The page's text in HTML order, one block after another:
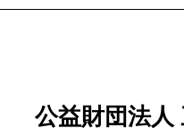
公益財団法人